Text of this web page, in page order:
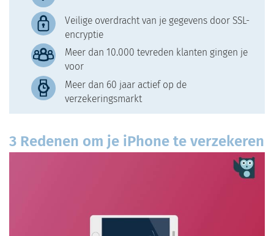
Veilige overdracht van je gegevens door SSL-
encryptie
Meer dan 10.000 tevreden klanten gingen je
voor
Meer dan 60 jaar actief op de
verzekeringsmarkt
3 Redenen om je iPhone te verzekeren